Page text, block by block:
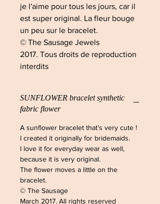
je l'aime pour tous les jours, car il
est super original. La fleur bouge
un peu sur le bracelet.
© The Sausage Jewels
2017. Tous droits de reproduction
interdits
SUNFLOWER bracelet synthetic
fabric flower
A sunflower bracelet that's very cute !
I created it originally for bridemaids.
I love it for everyday wear as well,
because it is very original.
The flower moves a little on the
bracelet.
© The Sausage
March 2017. All rights reserved